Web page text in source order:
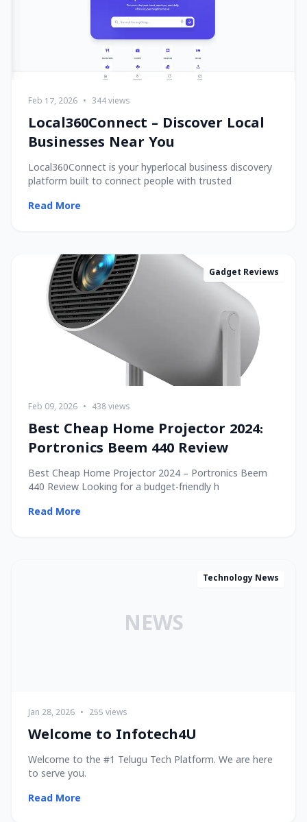
Feb 17, 2026 • 344 views
Local360Connect – Discover Local
Businesses Near You
Local360Connect is your hyperlocal business discovery
platform built to connect people with trusted
Read More
Gadget Reviews
Feb 09, 2026 • 438 views
Best Cheap Home Projector 2024:
Portronics Beem 440 Review
Best Cheap Home Projector 2024 – Portronics Beem
440 Review Looking for a budget-friendly h
Read More
NEWS
Technology News
Jan 28, 2026 • 255 views
Welcome to Infotech4U
Welcome to the #1 Telugu Tech Platform. We are here
to serve you.
Read More